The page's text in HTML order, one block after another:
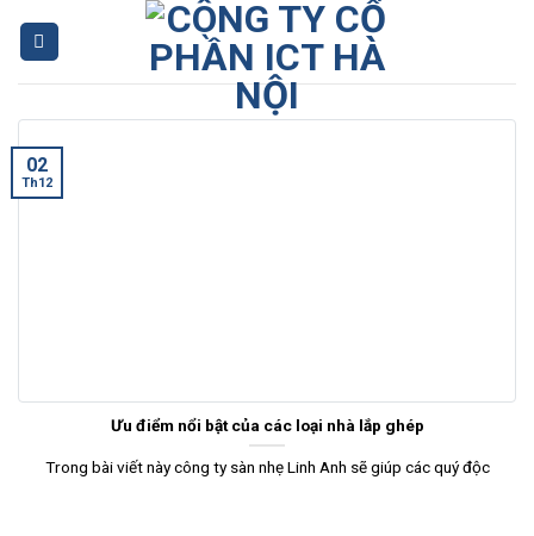
Ưu điểm nổi bật của các loại nhà lắp ghép
Trong bài viết này công ty sàn nhẹ Linh Anh sẽ giúp các quý độc
02
Th12